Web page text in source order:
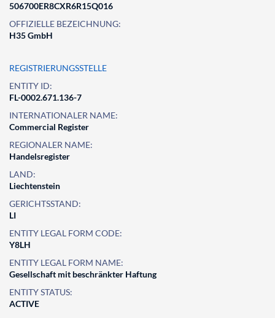
506700ER8CXR6R15Q016
OFFIZIELLE BEZEICHNUNG:
H35 GmbH
REGISTRIERUNGSSTELLE
ENTITY ID:
FL-0002.671.136-7
INTERNATIONALER NAME:
Commercial Register
REGIONALER NAME:
Handelsregister
LAND:
Liechtenstein
GERICHTSSTAND:
LI
ENTITY LEGAL FORM CODE:
Y8LH
ENTITY LEGAL FORM NAME:
Gesellschaft mit beschränkter Haftung
ENTITY STATUS:
ACTIVE